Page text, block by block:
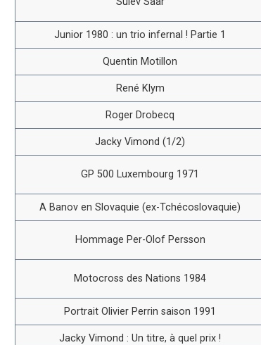
Junior 1980 : un trio infernal ! Partie 1
Quentin Motillon
René Klym
Roger Drobecq
Jacky Vimond (1/2)
GP 500 Luxembourg 1971
A Banov en Slovaquie (ex-Tchécoslovaquie)
Hommage Per-Olof Persson
Motocross des Nations 1984
Portrait Olivier Perrin saison 1991
Jacky Vimond : Un titre, à quel prix !